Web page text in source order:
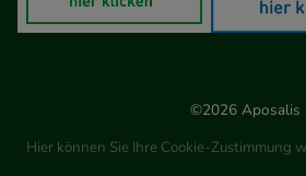
©2026 Aposalis
Hier können Sie Ihre Cookie-Zustimmung